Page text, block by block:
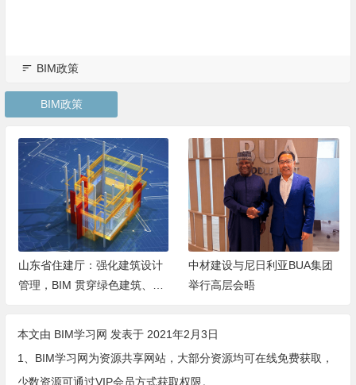
BIM政策
BIM政策
设计
、历
中材建设与尼日利亚BUA集团
举行高层会晤
2026年山东图审提醒：图
查需要BIM模型
本文由 BIM学习网 发表于 2021年2月3日
1、BIM学习网为资源共享网站，大部分资源均可在线免费获取，
少数资源可通过VIP会员方式获取权限。